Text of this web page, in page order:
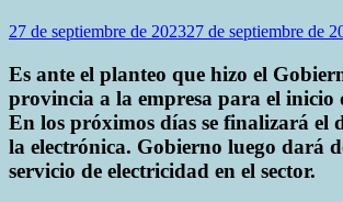
27 de septiembre de 202327 de septiembre de
Es ante el planteo que hizo el
provincia a la empresa para el inicio
En los próximos días se finalizará el
la electrónica. Gobierno luego dará
servicio de electricidad en el sector.